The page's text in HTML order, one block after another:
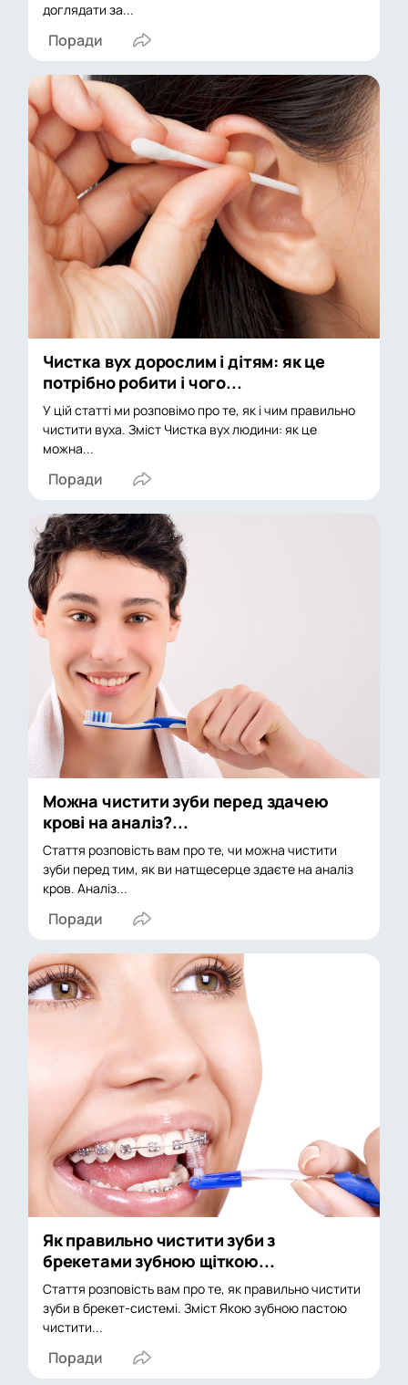
доглядати за...
Поради
Чистка вух дорослим і дітям: як це
потрібно робити і чого...
У цій статті ми розповімо про те, як і чим правильно
чистити вуха. Зміст Чистка вух людини: як це
можна...
Поради
Можна чистити зуби перед здачею
крові на аналіз?...
Стаття розповість вам про те, чи можна чистити
зуби перед тим, як ви натщесерце здаєте на аналіз
кров. Аналіз...
Поради
Як правильно чистити зуби з
брекетами зубною щіткою...
Стаття розповість вам про те, як правильно чистити
зуби в брекет-системі. Зміст Якою зубною пастою
чистити...
Поради